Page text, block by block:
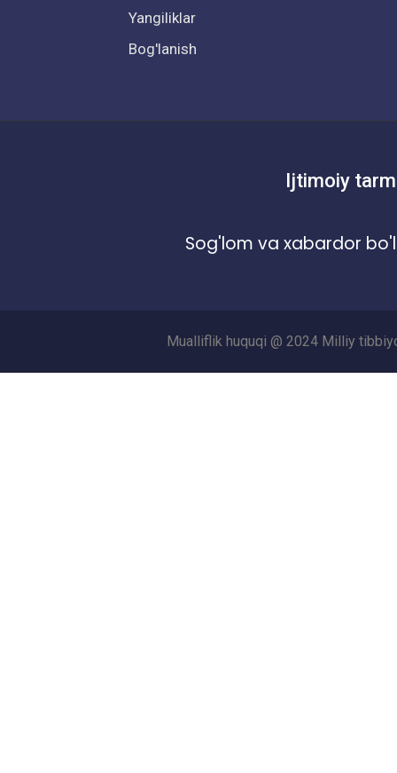
Yangiliklar
Bog'lanish
Ijtimoiy
Sog'lom va xabardor
Mualliflik huquqi @ 2024 Milliy